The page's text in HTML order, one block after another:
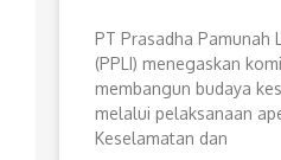
PT Prasadha Pamunah
(PPLI) menegaskan
membangun budaya
melalui pelaksanaan
Keselamatan dan